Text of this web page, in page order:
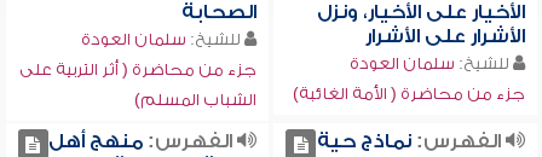
الأخيار على الأخيار، ونزل
الأشرار على الأشرار
للشيخ: سلمان العودة
جزء من محاضرة ( الأمة الغائبة)
الصحابة
للشيخ: سلمان العودة
جزء من محاضرة ( أثر التربية على
الشباب المسلم)
الفهرس:نماذج حية الفهرس:منهج أهل